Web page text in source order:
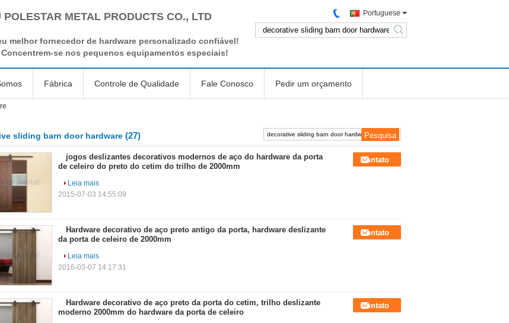
POLESTAR METAL PRODUCTS CO., LTD
melhor fornecedor de hardware personalizado confiável!
Concentrem-se nos pequenos equipamentos especiais!
Portuguese
search
Fábrica Controle de Qualidade Fale Conosco Pedir um orçamento
sliding barn door hardware (27)
jogos deslizantes decorativos modernos de aço do hardware da porta
de celeiro do preto do cetim do trilho de 2000mm
Contato
Leia mais
2015-07-03 14:55:09
Hardware decorativo de aço preto antigo da porta, hardware deslizante
da porta de celeiro de 2000mm
Contato
Leia mais
2016-03-07 14:17:31
Hardware decorativo de aço preto da porta do cetim, trilho deslizante
moderno 2000mm do hardware da porta de celeiro
Contato